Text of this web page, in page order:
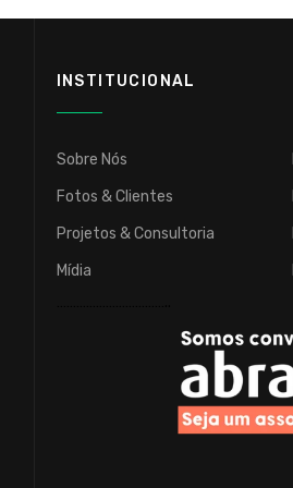
INSTITUCIONAL
Sobre Nós
Fotos & Clientes
Projetos & Consultoria
Mídia